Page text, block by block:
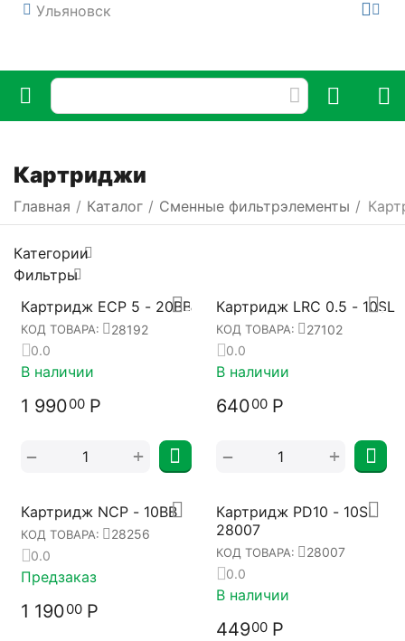
Ульяновск
Картриджи
Главная / Каталог / Сменные фильтрэлементы /
Категории
Фильтры
Картридж ECP 5 - 20BB
КОД ТОВАРА:
28192
0.0
В наличии
1 99000 Р
+
−
Картридж LRC 0.5 - 10SL
КОД ТОВАРА:
27102
0.0
В наличии
64000 Р
+
−
Картридж NCP - 10BB
КОД ТОВАРА:
28256
0.0
Предзаказ
1 19000 Р
Картридж PD10 - 10SL
28007
КОД ТОВАРА:
28007
0.0
В наличии
44900 Р